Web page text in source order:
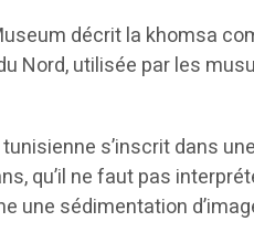
décrit la khomsa
Nord, utilisée par les
s’inscrit dans
qu’il ne faut pas
une sédimentation